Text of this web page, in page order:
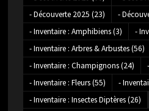
- Découverte 2025 (23) -
- Inventaire : Amphibiens(3) -
- Inventaire : Arbres & Arbustes(56)
- Inventaire : Champignons(24)
- Inventaire : Fleurs(55) -
- Inventaire : Insectes Diptères(26)